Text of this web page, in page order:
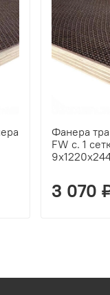
Фанера
FW с. 1
3 070